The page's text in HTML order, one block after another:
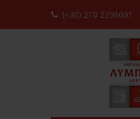
(+30) 210 2796031